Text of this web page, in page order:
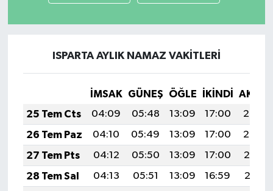
ISPARTA AYLIK NAMAZ VAKITLERI
İMSAK GÜNEŞ ÖĞLE İKINDI
25 Tem Cts
04:09 05:48 13:09 17:00
20:20
26 Tem Paz
04:10 05:49 13:09 17:00
20:20
27 Tem Pts
04:12 05:50 13:09 17:00
20:19
28 Tem Sal
04:13 05:51 13:09 16:59
20:18